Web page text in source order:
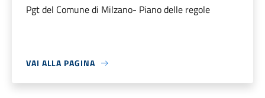
Pgt del Comune di Milzano- Piano delle regole
VAI ALLA PAGINA